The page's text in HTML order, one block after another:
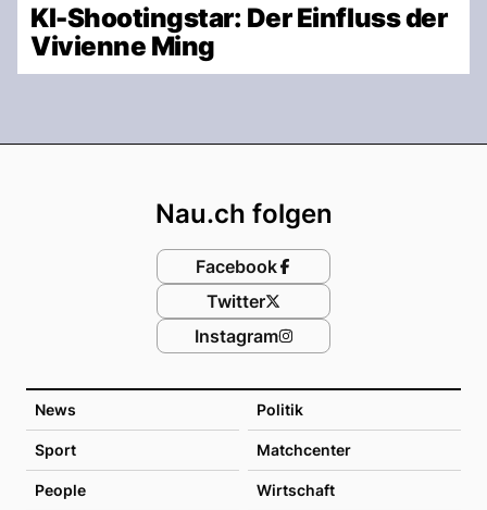
KI-Shootingstar: Der Einfluss der
Vivienne Ming
News Politik
Sport Matchcenter
People Wirtschaft
Nau.ch folgen
Facebook
Twitter
Instagram